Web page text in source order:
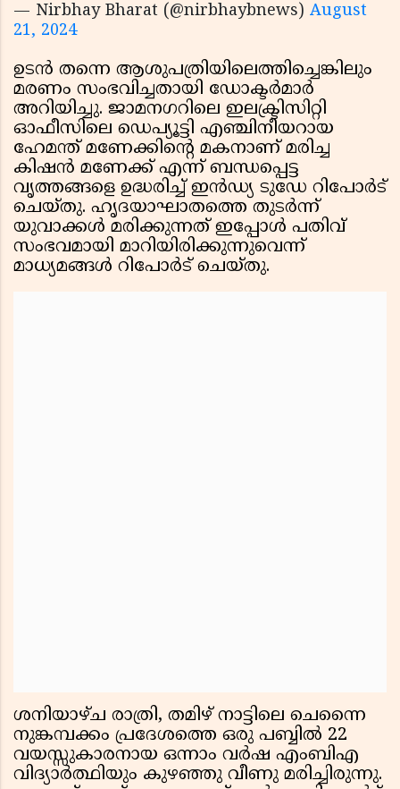
— Nirbhay Bharat (@nirbhaybnews) August
21, 2024
ഉടന്‍ തന്നെ ആശുപത്രിയിലെത്തിച്ചെങ്കിലും
മരണം സംഭവിച്ചതായി ഡോക്ടര്‍മാര്‍
അറിയിച്ചു. ജാമനഗറിലെ ഇലക്ട്രിസിറ്റി
ഓഫീസിലെ ഡെപ്യൂട്ടി എഞ്ചിനീയറായ
ഹേമന്ത് മണേക്കിന്റെ മകനാണ് മരിച്ച
കിഷന്‍ മണേക്ക് എന്ന് ബന്ധപ്പെട്ട
വൃത്തങ്ങളെ ഉദ്ധരിച്ച് ഇന്‍ഡ്യ ടുഡേ റിപോര്‍ട്
ചെയ്തു. ഹൃദയാഘാതത്തെ തുടര്‍ന്ന്
യുവാക്കള്‍ മരിക്കുന്നത് ഇപ്പോള്‍ പതിവ്
സംഭവമായി മാറിയിരിക്കുന്നുവെന്ന്
മാധ്യമങ്ങള്‍ റിപോര്‍ട് ചെയ്തു.
ശനിയാഴ്ച രാത്രി, തമിഴ് നാട്ടിലെ ചെന്നൈ
നുങ്കമ്പക്കം പ്രദേശത്തെ ഒരു പബ്ബില്‍ 22
വയസ്സുകാരനായ ഒന്നാം വര്‍ഷ എംബിഎ
വിദ്യാര്‍ത്ഥിയും കുഴഞ്ഞു വീണു മരിച്ചിരുന്നു.